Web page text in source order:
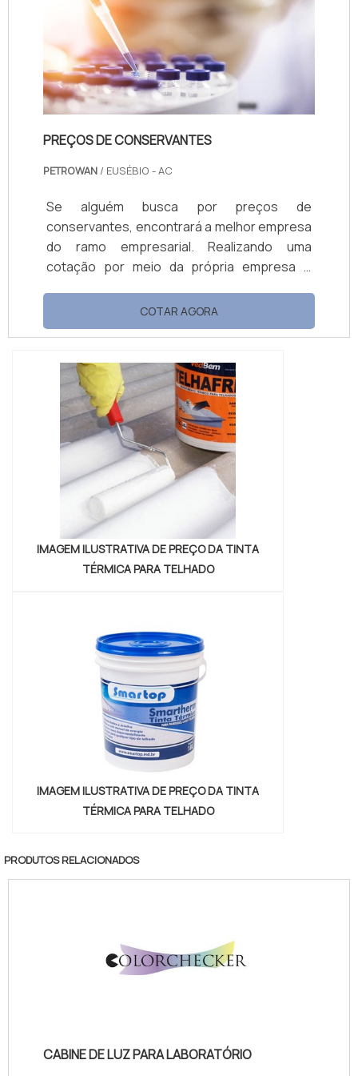
que ocorra a simulação de intempéries, a fim
de envelhecer a peça analisada e permitir
que seja medi...
PREÇOS DE CONSERVANTES
PETROWAN / EUSÉBIO - AC
Se alguém busca por preços de
conservantes, encontrará a melhor empresa
do ramo empresarial. Realizando uma
cotação por meio da própria empresa e
DETALHES SOBRE PREÇOS DE
CONSERVANTES Quem quer achar preços de
Petrowan. A empresa tem em seu escopo
dispersão coloidal base água e argila
cosmética, garantindo a satisfação da venda
à entrega final, com fo...
COTAR AGORA
IMAGEM ILUSTRATIVA DE PREÇO DA TINTA
TÉRMICA PARA TELHADO
IMAGEM ILUSTRATIVA DE PREÇO DA TINTA
TÉRMICA PARA TELHADO
PRODUTOS RELACIONADOS
CABINE DE LUZ PARA LABORATÓRIO